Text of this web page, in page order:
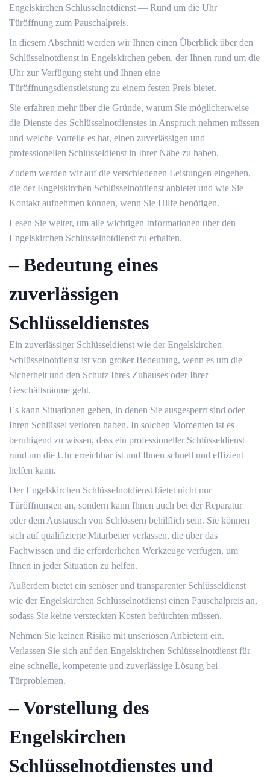
Engelskirchen Schlüsselnotdienst ― Rund um die Uhr
Türöffnung zum Pauschalpreis.​
In diesem Abschnitt werden wir Ihnen einen Überblick über den
Schlüsselnotdienst in Engelskirchen geben, der Ihnen rund um die
Uhr zur Verfügung steht und Ihnen eine
Türöffnungsdienstleistung zu einem festen Preis bietet.​
Sie erfahren mehr über die Gründe, warum Sie möglicherweise
die Dienste des Schlüsselnotdienstes in Anspruch nehmen müssen
und welche Vorteile es hat, einen zuverlässigen und
professionellen Schlüsseldienst in Ihrer Nähe zu haben.​
Zudem werden wir auf die verschiedenen Leistungen eingehen,
die der Engelskirchen Schlüsselnotdienst anbietet und wie Sie
Kontakt aufnehmen können, wenn Sie Hilfe benötigen.​
Lesen Sie weiter, um alle wichtigen Informationen über den
Engelskirchen Schlüsselnotdienst zu erhalten.​
– Bedeutung eines
zuverlässigen
Schlüsseldienstes
Ein zuverlässiger Schlüsseldienst wie der Engelskirchen
Schlüsselnotdienst ist von großer Bedeutung, wenn es um die
Sicherheit und den Schutz Ihres Zuhauses oder Ihrer
Geschäftsräume geht.​
Es kann Situationen geben, in denen Sie ausgesperrt sind oder
Ihren Schlüssel verloren haben. In solchen Momenten ist es
beruhigend zu wissen, dass ein professioneller Schlüsseldienst
rund um die Uhr erreichbar ist und Ihnen schnell und effizient
helfen kann.​
Der Engelskirchen Schlüsselnotdienst bietet nicht nur
Türöffnungen an, sondern kann Ihnen auch bei der Reparatur
oder dem Austausch von Schlössern behilflich sein. Sie können
sich auf qualifizierte Mitarbeiter verlassen, die über das
Fachwissen und die erforderlichen Werkzeuge verfügen, um
Ihnen in jeder Situation zu helfen.​
Außerdem bietet ein seriöser und transparenter Schlüsseldienst
wie der Engelskirchen Schlüsselnotdienst einen Pauschalpreis an,
sodass Sie keine versteckten Kosten befürchten müssen.
Nehmen Sie keinen Risiko mit unseriösen Anbietern ein.​
Verlassen Sie sich auf den Engelskirchen Schlüsselnotdienst für
eine schnelle, kompetente und zuverlässige Lösung bei
Türproblemen.​
– Vorstellung des
Engelskirchen
Schlüsselnotdienstes und